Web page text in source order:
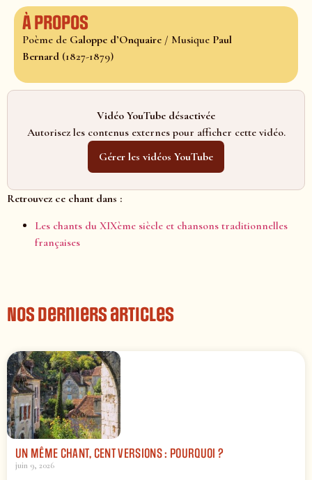
À propos
Poème de Galoppe d’Onquaire / Musique Paul
Bernard (1827-1879)
Vidéo YouTube désactivée
Autorisez les contenus externes pour afficher cette vidéo.
Gérer les vidéos YouTube
Retrouvez ce chant dans :
Les chants du XIXème siècle et chansons traditionnelles
françaises
Nos derniers articles
UN MÊME CHANT, CENT VERSIONS : POURQUOI ?
juin 9, 2026